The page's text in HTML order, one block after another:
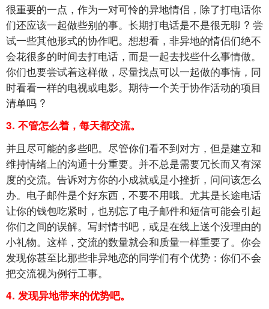
很重要的一点，作为一对可怜的异地情侣，除了打电话你
们还应该一起做些别的事。长期打电话是不是很无聊 ? 尝
试一些其他形式的协作吧。想想看，非异地的情侣们绝不
会花很多的时间去打电话，而是一起去找些什么事情做。
你们也要尝试着这样做，尽量找点可以一起做的事情，同
时看看一样的电视或电影。期待一个关于协作活动的项目
清单吗 ?
3. 不管怎么着，每天都交流。
并且尽可能的多些吧。尽管你们看不到对方，但是建立和
维持情绪上的沟通十分重要。并不总是需要冗长而又有深
度的交流。告诉对方你的小成就或是小挫折，问问该怎么
办。电子邮件是个好东西，不要不用哦。尤其是长途电话
让你的钱包吃紧时，也别忘了电子邮件和短信可能会引起
你们之间的误解。写封情书吧，或是在线上送个没理由的
小礼物。这样，交流的数量就会和质量一样重要了。你会
发现你甚至比那些非异地恋的同学们有个优势：你们不会
把交流视为例行工事。
4. 发现异地带来的优势吧。